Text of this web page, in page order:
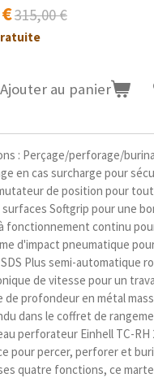
315,00 €
Ajouter au panier
: Perçage/perforage/
en cas surcharge pour
de position pour
surfaces Softgrip pour une
fonctionnement continu
d'impact pneumatique
Plus semi-automatique
de vitesse pour un
de profondeur en métal
dans le coffret de
perforateur Einhell TC-
pour percer, perforer et
quatre fonctions, ce